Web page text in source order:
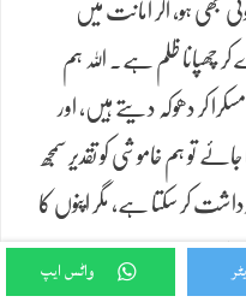
واٹس ایپ
بھی ہو، اگر امانت میں
چھپانا ظلم ہے۔ اللہ ہم
کر دھوکہ دیتے ہیں، اور
تو ہم خاموشی کو تقدیر سمجھ
کر سکتا ہے، مگر اپنوں کا
ہے۔